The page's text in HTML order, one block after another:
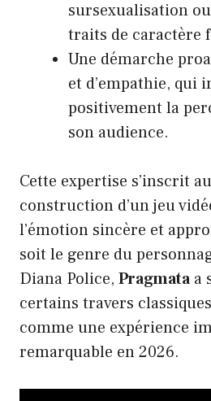
sursexualisation
traits de caractère
Une démarche
et d’empathie, qui
positivement la
son audience.
Cette expertise s’inscrit
construction d’un jeu
l’émotion sincère et
soit le genre du
Diana Police, Pragmataa
certains travers
comme une expérience
remarquable en 2026.